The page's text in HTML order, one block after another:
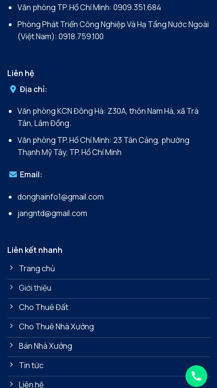
Văn phòng TP. Hồ Chí Minh: 0909.351.684
Phòng Phát Triển Công Nghiệp Và Hạ Tầng Nước Ngoài
(Việt Nam): 0918.759.100
Liên hệ
Địa chỉ:
Văn phòng KCN Đông Hà: Z30A, thôn Nam Hà, xã Trà
Tân, Lâm Đồng.
Văn phòng TP. Hồ Chí Minh: 23 Tân Cảng, phường
Thạnh Mỹ Tây, TP. Hồ Chí Minh
Email:
donghainfo1@gmail.com
jangntd@gmail.com
Liên kết nhanh
Trang chủ
Giới thiệu
Cho Thuê Đất
Cho Thuê Nhà Xưởng
Bán Nhà Xưởng
Tin tức
Liên hệ